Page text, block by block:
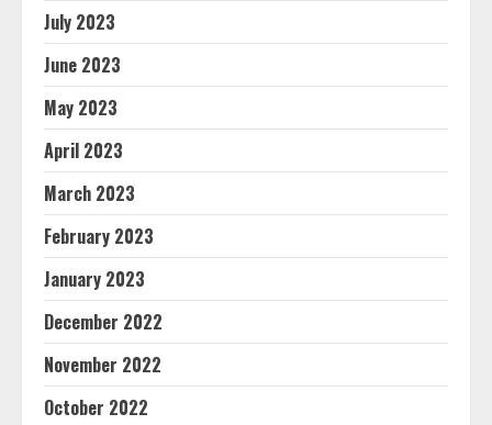
July 2023
June 2023
May 2023
April 2023
March 2023
February 2023
January 2023
December 2022
November 2022
October 2022